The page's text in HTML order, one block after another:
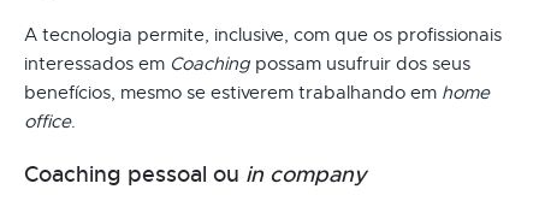
A tecnologia permite, inclusive, com que os profissionais
interessados em Coaching possam usufruir dos seus
benefícios, mesmo se estiverem trabalhando em home
office.
Coaching pessoal ou in company